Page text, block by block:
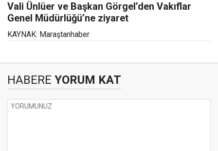
Vali Ünlüer ve Başkan Görgel’den Vakıflar
Genel Müdürlüğü’ne ziyaret
KAYNAK: Maraştanhaber
HABERE YORUM KAT